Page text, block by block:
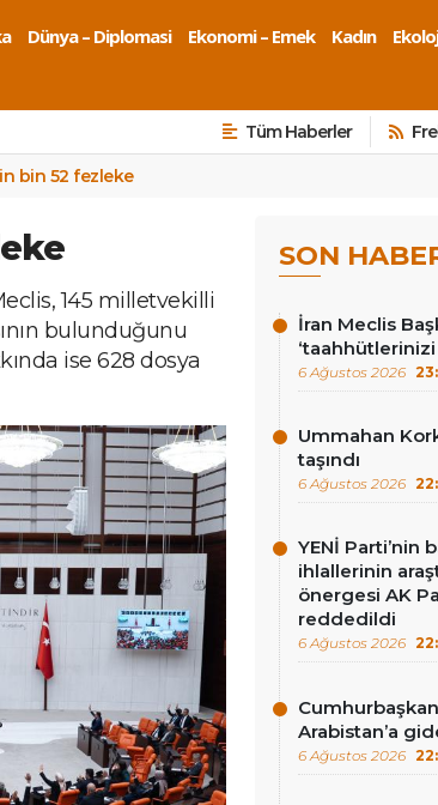
Dünya – Diplomasi Ekonomi – Emek Kadın
Tüm Haberler
bin 52 fezleke
145 milletvekilli
bulunduğunu
ise 628 dosya
SON
İran Meclis
‘taahhütlerinizi
6 Ağustos 2026
Ummahan
taşındı
6 Ağustos 2026
YENİ Parti’nin
ihlallerinin
önergesi AK
reddedildi
6 Ağustos 2026
Arabistan’a
6 Ağustos 2026